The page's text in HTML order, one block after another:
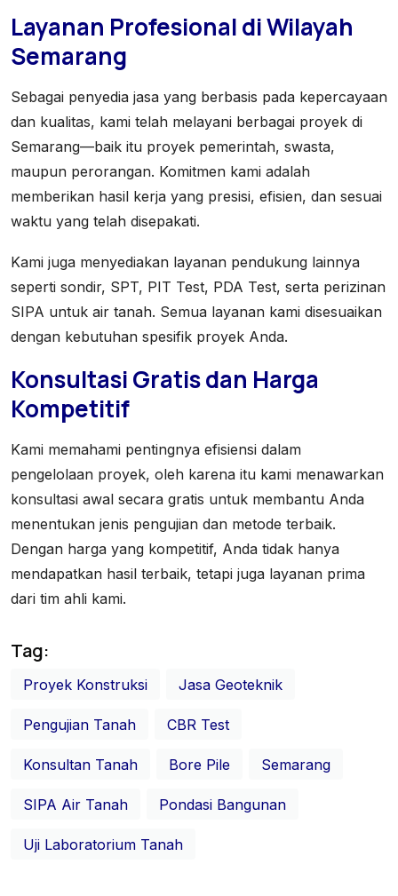
Layanan Profesional di Wilayah
Semarang
Sebagai penyedia jasa yang berbasis pada kepercayaan
dan kualitas, kami telah melayani berbagai proyek di
Semarang—baik itu proyek pemerintah, swasta,
maupun perorangan. Komitmen kami adalah
memberikan hasil kerja yang presisi, efisien, dan sesuai
waktu yang telah disepakati.
Kami juga menyediakan layanan pendukung lainnya
seperti sondir, SPT, PIT Test, PDA Test, serta perizinan
SIPA untuk air tanah. Semua layanan kami disesuaikan
dengan kebutuhan spesifik proyek Anda.
Konsultasi Gratis dan Harga
Kompetitif
Kami memahami pentingnya efisiensi dalam
pengelolaan proyek, oleh karena itu kami menawarkan
konsultasi awal secara gratis untuk membantu Anda
menentukan jenis pengujian dan metode terbaik.
Dengan harga yang kompetitif, Anda tidak hanya
mendapatkan hasil terbaik, tetapi juga layanan prima
dari tim ahli kami.
Tag:
Proyek Konstruksi Jasa Geoteknik
Pengujian Tanah CBR Test
Konsultan Tanah Bore Pile Semarang
SIPA Air Tanah Pondasi Bangunan
Uji Laboratorium Tanah